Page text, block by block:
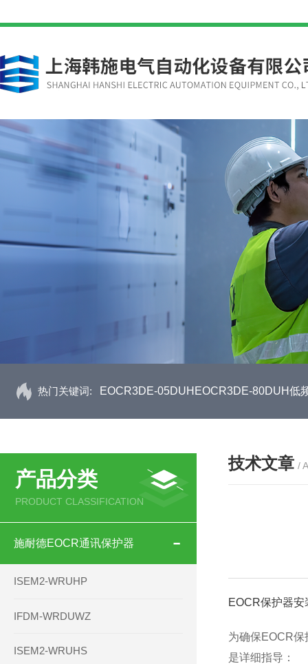
热门关键词: EOCR3DE-05DUHEOCR3DE-80DUH低
产品分类
PRODUCT CLASSIFICATION
施耐德EOCR通讯保护器
ISEM2-WRUHP
IFDM-WRDUWZ
ISEM2-WRUHS
技术文章 /
EOCR保护器
为确保EOCR
是详细指导：